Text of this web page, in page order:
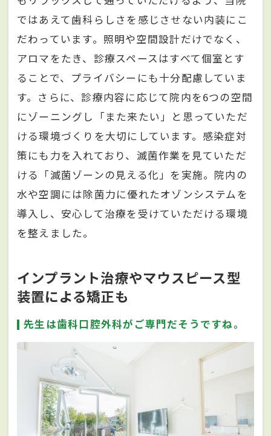
ではあえて歯科らしさを感じさせない内装にこ
だわっています。照明や空間設計だけでなく、
アロマをたき、診療スペースはすべて個室とす
ることで、プライバシーにも十分配慮していま
す。さらに、診療内容に応じて院内を6つの空間
にゾーニングし「また来たい」と思っていただ
ける環境づくりを大切にしています。感染症対
策にも力を入れており、滅菌作業を見ていただ
ける「滅菌ゾーンの見える化」を実施。院内の
水や空調には除菌力に優れたオゾンシステムを
導入し、安心して治療を受けていただける環境
を整えました。
インプラント治療やマウスピース型
装置による矯正も
先生は歯科口腔外科がご専門だそうですね。